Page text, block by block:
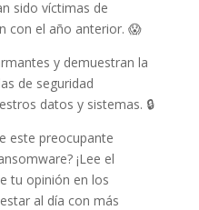
sido víctimas de
con el año anterior. 😱
y demuestran la
de seguridad
datos y sistemas. 🔒
este preocupante
¡Lee el
tu opinión en los
al día con más